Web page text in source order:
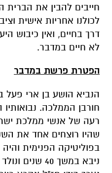
חייבים להבין את הברית
לכולנו אחריות אישית
דרך בחיים, ואין כיבוש
לא חיים במדבר.
הפטרת פרשת במדבר
הנביא הושע בן ארי פעל
חורבן הממלכה.
רעה של אנשי ממלכת
שהיו רוצחים אחד את
בפוליטיקה הפנימית
ניבא במשך 40